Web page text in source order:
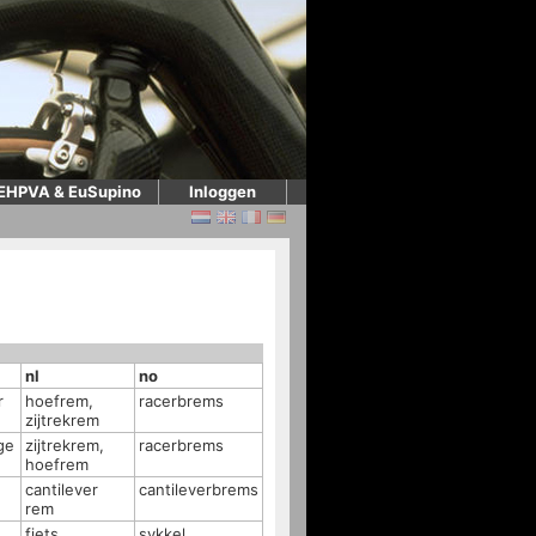
& EuSupino Inloggen
nl
no
hoefrem,
zijtrekrem
racerbrems
zijtrekrem,
hoefrem
racerbrems
cantilever
rem
cantileverbrems